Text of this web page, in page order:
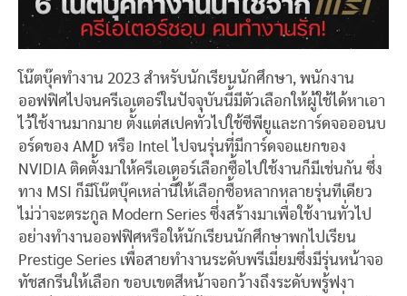
โน๊ตบุ๊คทำงาน 2023 สำหรับนักเรียนนักศึกษา, พนักงาน
ออฟฟิศไปจนครีเอเตอร์ในปัจจุบันนี้มีตัวเลือกให้ผู้ใช้ได้หาเอา
ไว้ใช้งานมากมาย ตั้งแต่สเปคทั่วไปใช้ซีพียูและการ์ดจอออนบ
อร์ดของ AMD หรือ Intel ไปจนรุ่นที่มีการ์ดจอแยกของ
NVIDIA ติดตั้งมาให้ครีเอเตอร์เลือกซื้อไปใช้งานก็มีเช่นกัน ซึ่ง
ทาง MSI ก็มีโน๊ตบุ๊คเหล่านี้ให้เลือกซื้อหลากหลายรุ่นทีเดียว
ไม่ว่าจะตระกูล Modern Series ซึ่งสร้างมาเพื่อใช้งานทั่วไป
อย่างทำงานออฟฟิศหรือให้นักเรียนนักศึกษาพกไปเรียน
Prestige Series เพื่อสายทำงานระดับพรีเมี่ยมซึ่งมีรุ่นหน้าจอ
ทัชสกรีนให้เลือก ขอบเขตสีหน้าจอกว้างถึงระดับพรู้ฟงา